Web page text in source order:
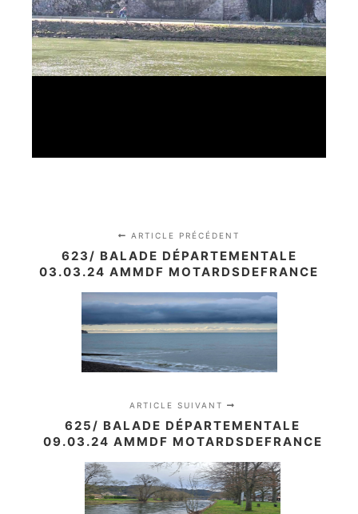
ARTICLE PRÉCÉDENT
623/ BALADE DÉPARTEMENTALE
03.03.24 AMMDF MOTARDSDEFRANCE
ARTICLE SUIVANT
625/ BALADE DÉPARTEMENTALE
09.03.24 AMMDF MOTARDSDEFRANCE